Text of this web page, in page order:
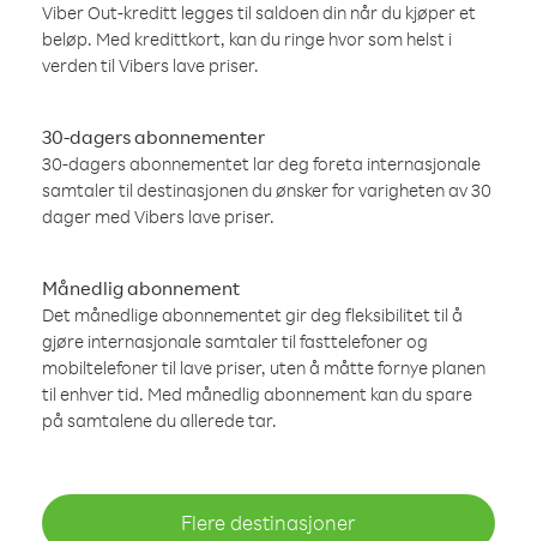
Viber Out-kreditt legges til saldoen din når du kjøper et
beløp. Med kredittkort, kan du ringe hvor som helst i
verden til Vibers lave priser.
30-dagers abonnementer
30-dagers abonnementet lar deg foreta internasjonale
samtaler til destinasjonen du ønsker for varigheten av 30
dager med Vibers lave priser.
Månedlig abonnement
Det månedlige abonnementet gir deg fleksibilitet til å
gjøre internasjonale samtaler til fasttelefoner og
mobiltelefoner til lave priser, uten å måtte fornye planen
til enhver tid. Med månedlig abonnement kan du spare
på samtalene du allerede tar.
Flere destinasjoner